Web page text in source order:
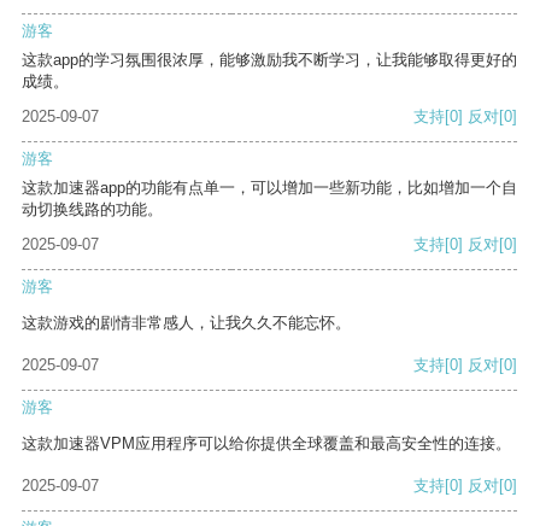
游客
这款app的学习氛围很浓厚，能够激励我不断学习，让我能够取得更好的
成绩。
2025-09-07
支持[0] 反对[0]
游客
这款加速器app的功能有点单一，可以增加一些新功能，比如增加一个自
动切换线路的功能。
2025-09-07
支持[0] 反对[0]
游客
这款游戏的剧情非常感人，让我久久不能忘怀。
2025-09-07 支持[0] 反对[0]
游客
这款加速器VPM应用程序可以给你提供全球覆盖和最高安全性的连接。
2025-09-07 支持[0] 反对[0]